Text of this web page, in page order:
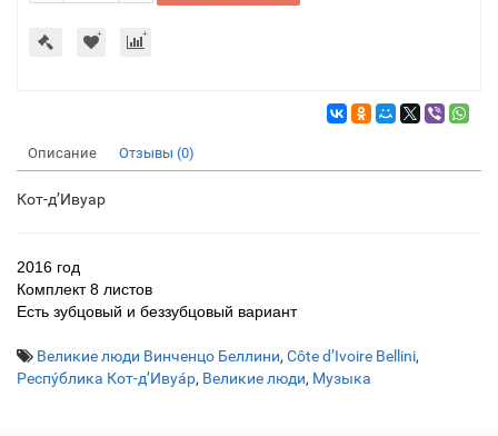
Описание Отзывы (0)
Кот-д’Ивуар
2016 год
Комплект 8 листов
Есть зубцовый и беззубцовый вариант
Великие люди Винченцо Беллини, Côte d’Ivoire Bellini,
Респу́блика Кот-д’Ивуа́р, Великие люди, Музыка